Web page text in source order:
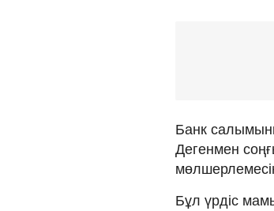
Банк
Дегенмен
Бұл үрдіс